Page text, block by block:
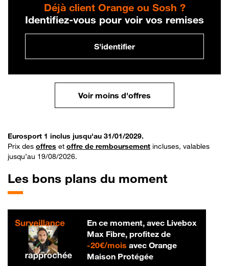
Déjà client Orange ou Sosh ?
Identifiez-vous pour voir vos remises
S'identifier
Voir moins d'offres
Eurosport 1 inclus jusqu'au 31/01/2029.
Prix des offres et offre de remboursement incluses, valables
jusqu’au 19/08/2026.
Les bons plans du moment
En ce moment, avec Livebox
Max Fibre, profitez de
-20€/mois20 € par mois
avec Orange
Maison Protégée